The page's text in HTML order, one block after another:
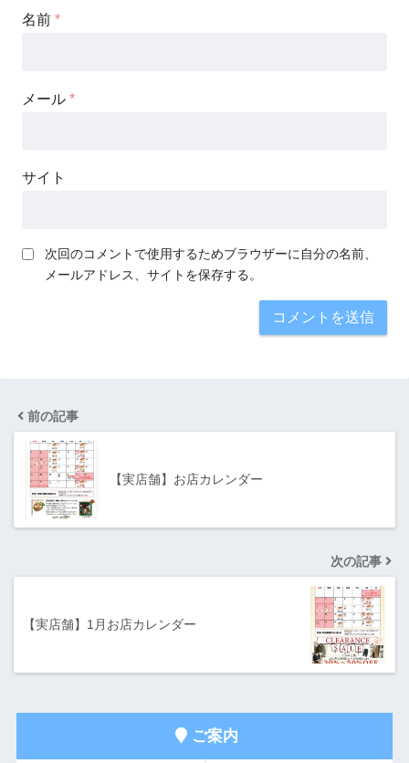
名前 *
メール *
サイト
次回のコメントで使用するためブラウザーに自分の名前、
メールアドレス、サイトを保存する。
前の記事
【実店舗】お店カレンダー
次の記事
【実店舗】1月お店カレンダー
ご案内